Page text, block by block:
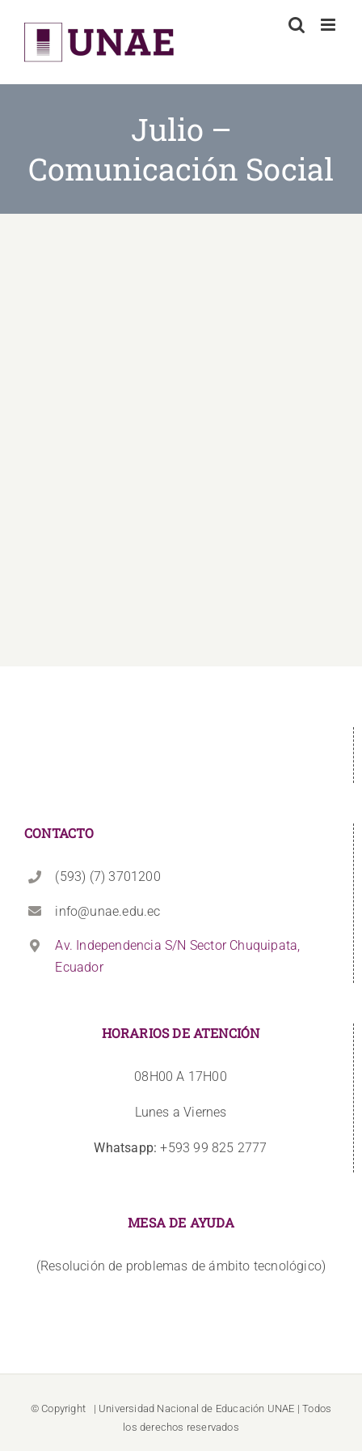
content
Julio –
Comunicación Social
CONTACTO
(593) (7) 3701200
info@unae.edu.ec
Av. Independencia S/N Sector Chuquipata,
Ecuador
HORARIOS DE ATENCIÓN
08H00 A 17H00
Lunes a Viernes
Whatsapp: +593 99 825 2777
MESA DE AYUDA
(Resolución de problemas de ámbito tecnológico)
© Copyright | Universidad Nacional de Educación UNAE | Todos
los derechos reservados